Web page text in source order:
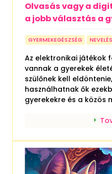
Olvasás vagy a
a jobb választás a
GYERMEKEGÉSZSÉG
Az elektronikai játékok
vannak a gyerekek
szülőnek kell
használhatnak ők
gyerekekre és a közös